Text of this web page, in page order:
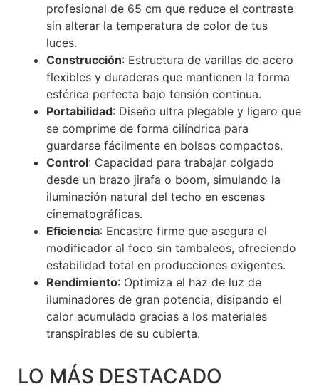
profesional de 65 cm que reduce el contraste
sin alterar la temperatura de color de tus
luces.
Construcción: Estructura de varillas de acero
flexibles y duraderas que mantienen la forma
esférica perfecta bajo tensión continua.
Portabilidad: Diseño ultra plegable y ligero que
se comprime de forma cilíndrica para
guardarse fácilmente en bolsos compactos.
Control: Capacidad para trabajar colgado
desde un brazo jirafa o boom, simulando la
iluminación natural del techo en escenas
cinematográficas.
Eficiencia: Encastre firme que asegura el
modificador al foco sin tambaleos, ofreciendo
estabilidad total en producciones exigentes.
Rendimiento: Optimiza el haz de luz de
iluminadores de gran potencia, disipando el
calor acumulado gracias a los materiales
transpirables de su cubierta.
LO MÁS DESTACADO